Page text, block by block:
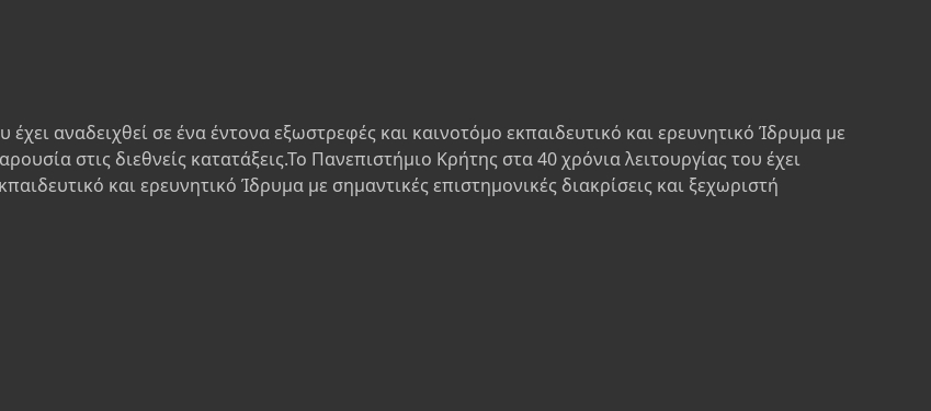
αναδειχθεί σε ένα έντονα εξωστρεφές και καινοτόμο εκπαιδευτικό και ερευνητικό Ίδρυμα με
στις διεθνείς κατατάξεις.Το Πανεπιστήμιο Κρήτης στα 40 χρόνια λειτουργίας του έχει
και ερευνητικό Ίδρυμα με σημαντικές επιστημονικές διακρίσεις και ξεχωριστή